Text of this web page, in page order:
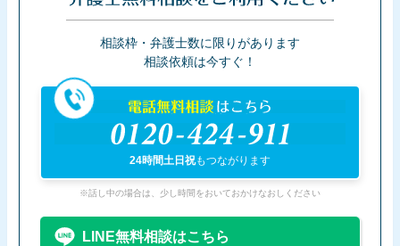
相談枠・弁護士数に限りがあります
相談依頼は今すぐ！
電話無料相談はこちら
0120-424-911
24時間土日祝もつながります
※話し中の場合は、少し時間をおいておかけなおしください
LINE無料相談はこちら